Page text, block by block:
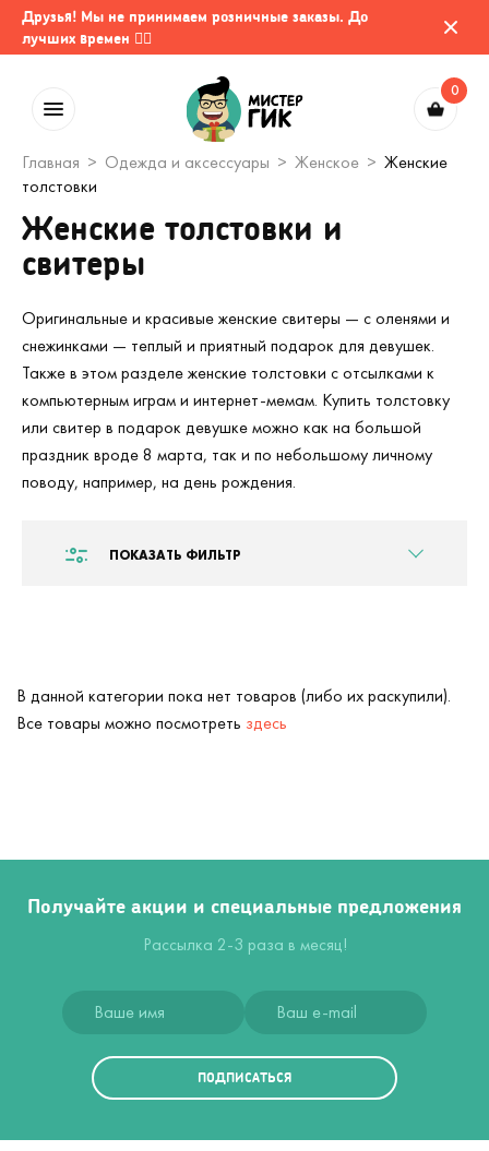
Друзья! Мы не принимаем розничные заказы. До
лучших времен 🤷‍♂️
0
Главная Одежда и аксессуары Женское
Женские
толстовки
Женские толстовки и
свитеры
Оригинальные и красивые женские свитеры — с оленями и
снежинками — теплый и приятный подарок для девушек.
Также в этом разделе женские толстовки с отсылками к
компьютерным играм и интернет-мемам. Купить толстовку
или свитер в подарок девушке можно как на большой
праздник вроде 8 марта, так и по небольшому личному
поводу, например, на день рождения.
ПОКАЗАТЬ ФИЛЬТР
В данной категории пока нет товаров (либо их раскупили).
Все товары можно посмотреть здесь
Получайте акции и специальные предложения
Рассылка 2-3 раза в месяц!
ПОДПИСАТЬСЯ